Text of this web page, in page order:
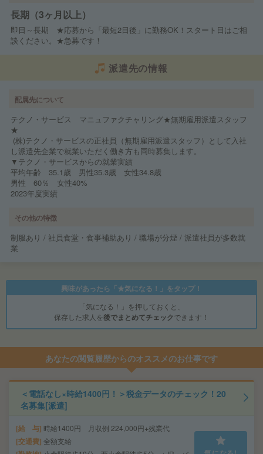
長期（3ヶ月以上）
即日～長期 ★応募から「最短2日後」に勤務OK！スタート日はご相
談ください。★急募です！
派遣先の情報
配属先について
テクノ・サービス マニュファクチャリング★無期雇用派遣スタッフ
★
(株)テクノ・サービスの正社員（無期雇用派遣スタッフ）として入社
し派遣先企業で就業いただく働き方も同時募集します。
▼テクノ・サービスからの就業実績
平均年齢 35.1歳 男性35.3歳 女性34.8歳
男性 60％ 女性40%
2023年度実績
その他の特徴
制服あり / 社員食堂・食事補助あり / 職場が分煙 / 派遣社員が多数就
業
興味があったら「★気になる！」をタップ！
「気になる！」を押しておくと、
保存した求人を後でまとめてチェックできます！
あなたの閲覧履歴からのオススメのお仕事です
＜電話なし×時給1400円！＞税金データのチェック！20
名募集[派遣]
給 与 時給1400円 月収例 224,000円+残業代
交通費 全額支給